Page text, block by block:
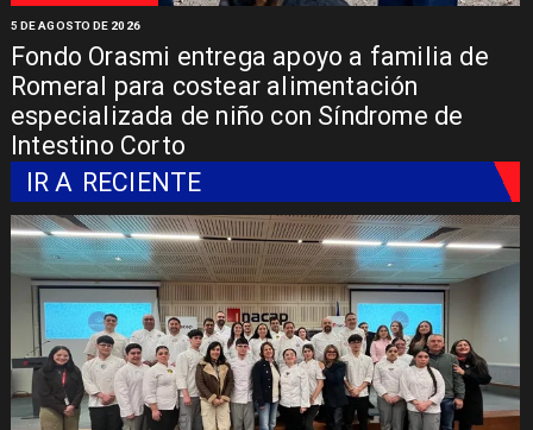
Fondo Orasmi entrega apoyo a familia de
Romeral para costear alimentación
especializada de niño con Síndrome de
Intestino Corto
5 DE AGOSTO DE 2026
IR A RECIENTE